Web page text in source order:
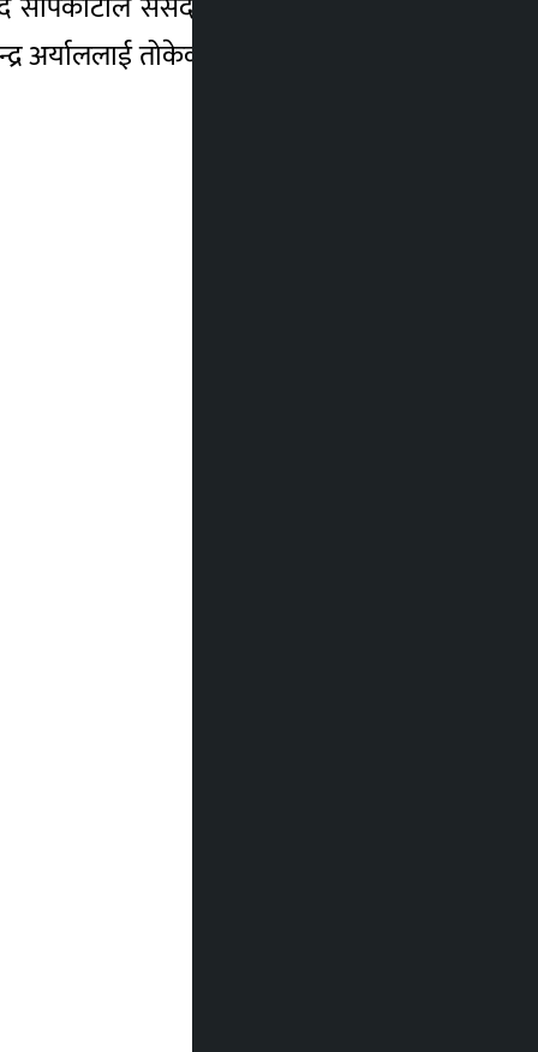
अर्याललाई तोकेको छ । सहजीकरण बैठकले